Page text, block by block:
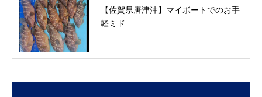
【佐賀県唐津沖】マイボートでのお手
軽ミド...